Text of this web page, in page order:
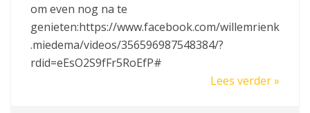
om even nog na te
genieten:https://www.facebook.com/willemrienk
.miedema/videos/356596987548384/?
rdid=eEsO2S9fFr5RoEfP#
Lees verder »